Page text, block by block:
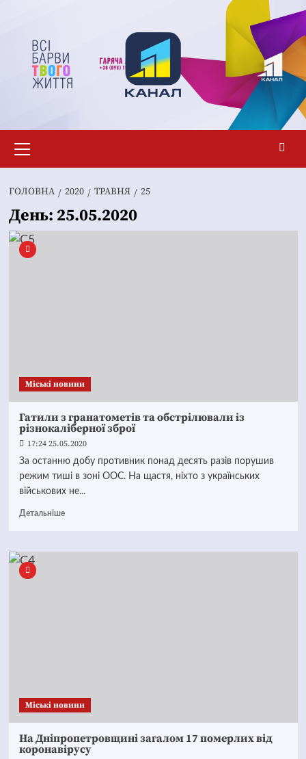
вмісту
меню
ГОЛОВНА 2020 ТРАВНЯ 25
День: 25.05.2020
Mіські новини
Гатили з гранатометів та обстрілювали із
різнокаліберної зброї
17:24 25.05.2020
За останню добу противник понад десять разів порушив
режим тиші в зоні ООС. На щастя, ніхто з українських
військових не...
Детальніше
Mіські новини
На Дніпропетровщині загалом 17 померлих від
коронавірусу